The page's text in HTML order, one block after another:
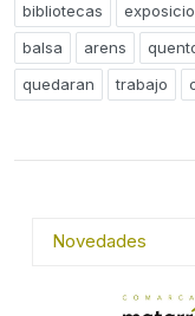
bibliotecas
balsa
arens
quedaran
trabajo
Novedades